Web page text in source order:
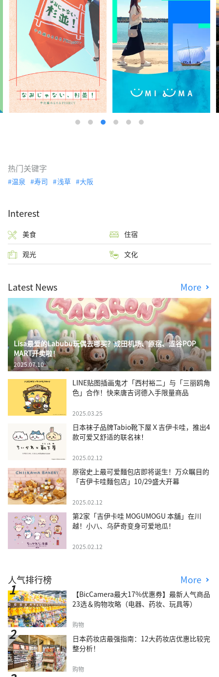
热门关键字
温泉 寿司 浅草 大阪
Interest
美食 住宿
观光 文化
Latest News More
Lisa最爱的Labubu玩偶去哪买？成田机场、原宿、涩谷POP
MART开卖啦！
2025.07.10
LINE贴图插画鬼才「西村裕二」与「三丽鸥角
色」合作！快来唐吉诃德入手限量商品
2025.03.25
日本袜子品牌Tabio靴下屋Ｘ吉伊卡哇，推出4
款可爱又舒适的联名袜！
2025.02.12
原宿史上最可爱麵包店即将诞生！万众瞩目的
「吉伊卡哇麵包店」10/29盛大开幕
2025.02.12
第2家「吉伊卡哇 MOGUMOGU 本舖」在川
越！小八、乌萨奇变身可爱地瓜！
2025.02.12
人气排行榜 More
【BicCamera最大17%优惠券】最新人气商品
23选＆购物攻略（电器、药妆、玩具等）
购物
日本药妆店最强指南：12大药妆店优惠比较完
整分析！
购物